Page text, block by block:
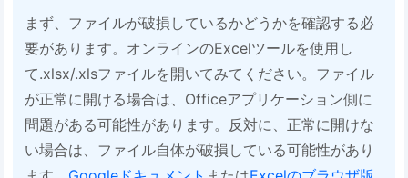
まず、ファイルが破損しているかどうかを確認する必
要があります。オンラインのExcelツールを使用し
て.xlsx/.xlsファイルを開いてみてください。ファイル
が正常に開ける場合は、Officeアプリケーション側に
問題がある可能性があります。反対に、正常に開けな
い場合は、ファイル自体が破損している可能性があり